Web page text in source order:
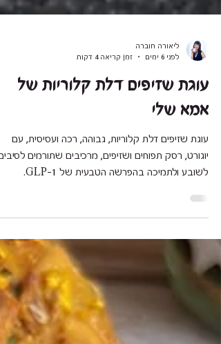
לפני 6 ימים
זמן קריאה 4 דקות
עוגת שזיפים דלת קלוריות של
אמא שלי
עוגת שזיפים דלת קלוריות, גבוהה, רכה ועסיסית, עם
לשובע ולתמיכה בהפרשה הטבעית של GLP-1.